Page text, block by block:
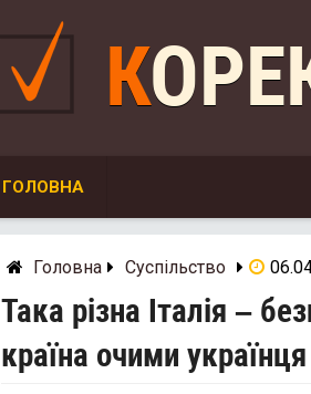
ГОЛОВНА
Головна Суспільство
Така різна Італія –
країна очими українця